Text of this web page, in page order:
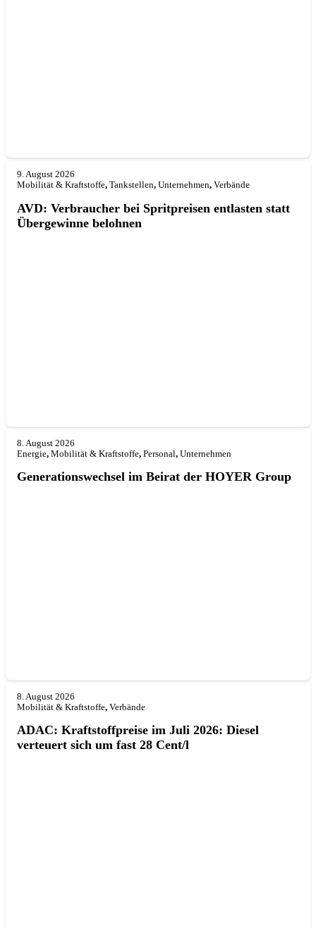
9. August 2026
Mobilität & Kraftstoffe, Tankstellen, Unternehmen, Verbände
AVD: Verbraucher bei Spritpreisen entlasten statt
Übergewinne belohnen
8. August 2026
Energie, Mobilität & Kraftstoffe, Personal, Unternehmen
Generationswechsel im Beirat der HOYER Group
8. August 2026
Mobilität & Kraftstoffe, Verbände
ADAC: Kraftstoffpreise im Juli 2026: Diesel
verteuert sich um fast 28 Cent/l